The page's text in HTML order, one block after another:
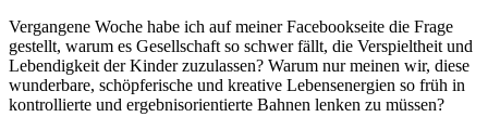
Vergangene Woche habe ich auf meiner Facebookseite die Frage
gestellt, warum es Gesellschaft so schwer fällt, die Verspieltheit und
Lebendigkeit der Kinder zuzulassen? Warum nur meinen wir, diese
wunderbare, schöpferische und kreative Lebensenergien so früh in
kontrollierte und ergebnisorientierte Bahnen lenken zu müssen?